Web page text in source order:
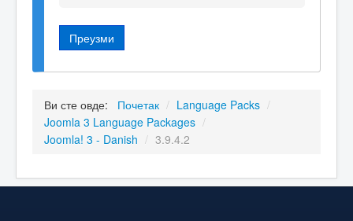
Преузми
Ви сте овде: Почетак / Language Packs /
Joomla 3 Language Packages /
Joomla! 3 - Danish / 3.9.4.2